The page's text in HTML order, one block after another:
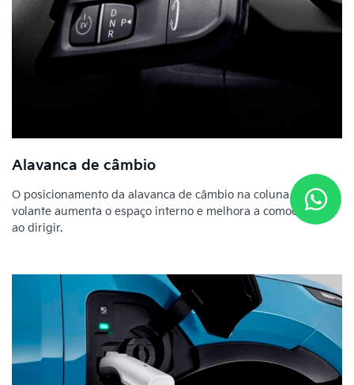
Alavanca de câmbio
O posicionamento da alavanca de câmbio na coluna do
volante aumenta o espaço interno e melhora a comodidade
ao dirigir.